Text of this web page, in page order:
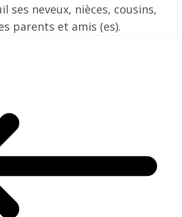
ses neveux, nièces, cousins,
parents et amis (es).